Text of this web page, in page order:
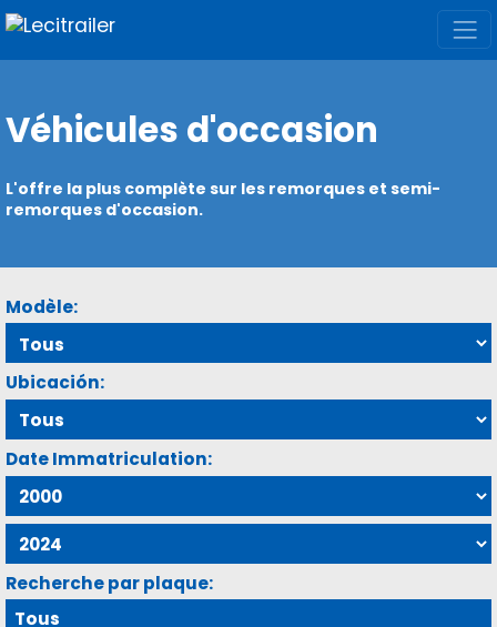
Véhicules d'occasion
L'offre la plus complète sur les remorques et semi-
remorques d'occasion.
Modèle:
Ubicación:
Date Immatriculation:
Recherche par plaque: